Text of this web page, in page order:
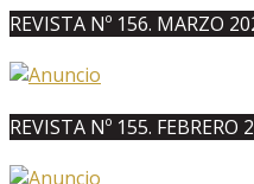
REVISTA Nº 156. MARZO
REVISTA Nº 155. FEBRERO